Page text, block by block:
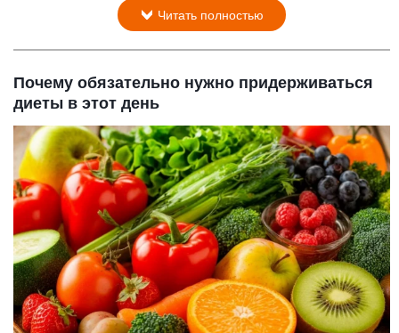
Читать полностью
Почему обязательно нужно придерживаться
диеты в этот день